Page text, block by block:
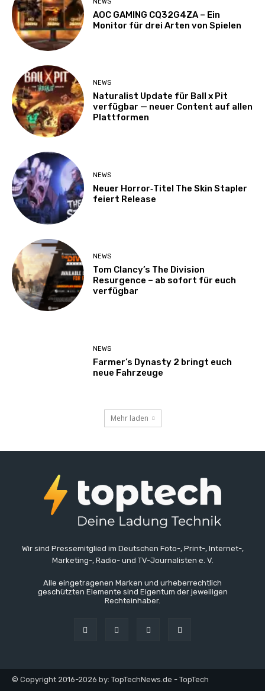
AOC GAMING CQ32G4ZA – Ein
Monitor für drei Arten von Spielen
NEWS
Naturalist Update für Ball x Pit
verfügbar — neuer Content auf allen
Plattformen
NEWS
Neuer Horror‑Titel The Skin Stapler
feiert Release
NEWS
Tom Clancy’s The Division
Resurgence – ab sofort für euch
verfügbar
NEWS
Farmer’s Dynasty 2 bringt euch
neue Fahrzeuge
Mehr laden
Wir sind Pressemitglied im Deutschen Foto-, Print-, Internet-,
Marketing-, Radio- und TV-Journalisten e. V.
Alle eingetragenen Marken und urheberrechtlich
geschützten Elemente sind Eigentum der jeweiligen
Rechteinhaber.
© Copyright 2016-2026 by: TopTechNews.de - TopTech